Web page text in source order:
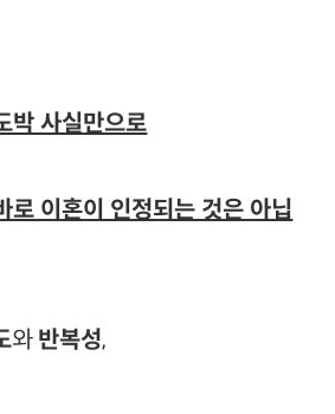
박 사실만으로
로 이혼이 인정되는 것은 아닙
와 반복성,